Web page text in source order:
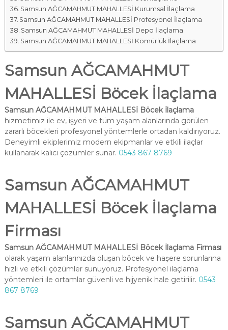
Samsun AĞCAMAHMUT MAHALLESİ Kurumsal İlaçlama
Samsun AĞCAMAHMUT MAHALLESİ Profesyonel İlaçlama
Samsun AĞCAMAHMUT MAHALLESİ Depo İlaçlama
Samsun AĞCAMAHMUT MAHALLESİ Kömürlük İlaçlama
Samsun AĞCAMAHMUT
MAHALLESİ Böcek İlaçlama
Samsun AĞCAMAHMUT MAHALLESİ Böcek İlaçlama
hizmetimiz ile ev, işyeri ve tüm yaşam alanlarında görülen
zararlı böcekleri profesyonel yöntemlerle ortadan kaldırıyoruz.
Deneyimli ekiplerimiz modern ekipmanlar ve etkili ilaçlar
kullanarak kalıcı çözümler sunar. 0543 867 8769
Samsun AĞCAMAHMUT
MAHALLESİ Böcek İlaçlama
Firması
Samsun AĞCAMAHMUT MAHALLESİ Böcek İlaçlama Firması
olarak yaşam alanlarınızda oluşan böcek ve haşere sorunlarına
hızlı ve etkili çözümler sunuyoruz. Profesyonel ilaçlama
yöntemleri ile ortamlar güvenli ve hijyenik hale getirilir. 0543
867 8769
Samsun AĞCAMAHMUT